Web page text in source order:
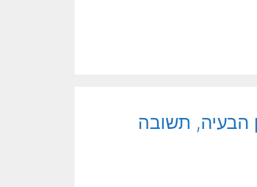
הבעיה, תשובה